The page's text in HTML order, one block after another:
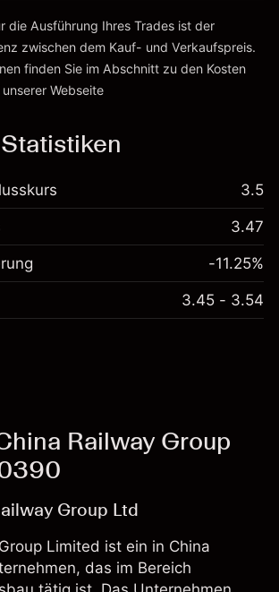
die Ausführung Ihres Trades ist der
zwischen dem Kauf- und Verkaufspreis.
finden Sie im Abschnitt zu den Kosten
Webseite
3.5
3.47
-11.25%
3.45 - 3.54
Railway Group
Group Ltd
Limited ist ein in China
das im Bereich